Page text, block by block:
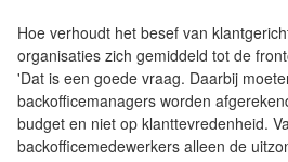
Hoe verhoudt het besef van
organisaties zich gemiddeld tot de
'Dat is een goede vraag. Daarbij
backofficemanagers worden
budget en niet op klanttevredenheid.
backofficemedewerkers alleen de